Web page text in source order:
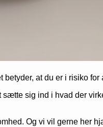
betyder, at du er i risiko
sig ind i hvad der
Og vi vil gerne her